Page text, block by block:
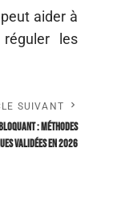
aider à
les
SUIVANT
: méthodes
validées en 2026